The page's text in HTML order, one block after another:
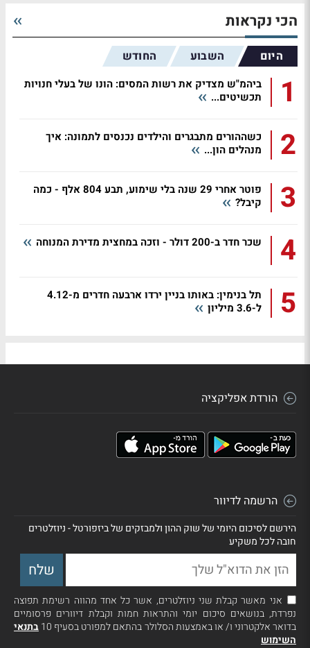
הכי נקראות
היום השבוע החודש
1
ביהמ"ש מצדיק את רשות המסים: הונו של בעלי חנויות
תכשיטים...
2
כשההורים מתבגרים והילדים נכנסים לתמונה: איך
מנהלים הון...
3
פוטר אחרי 29 שנה בלי שימוע, תבע 804 אלף - כמה
קיבל?
4 שכר חדר ב-200 דולר - וזכה במחצית מדירת המנוחה
5
תל בנימין: באותו בניין ירדו ארבעה חדרים מ-4.12
ל-3.6 מיליון
הורדת אפליקציה
הרשמה לדיוור
הירשם לסיכום היומי של שוק ההון ולמבזקים של ביזפורטל - ניוזלטרים
חובה לכל משקיע
אני מאשר קבלת שני ניוזלטרים, אשר כל אחד מהווה רשימת תפוצה
נפרדת, בנושאים סיכום יומי והתראות חמות וקבלת דיוורים פרסומיים
בדואר אלקטרוני ו/ או באמצעות הסלולר בהתאם למפורט בסעיף 10
בתנאי
השימוש